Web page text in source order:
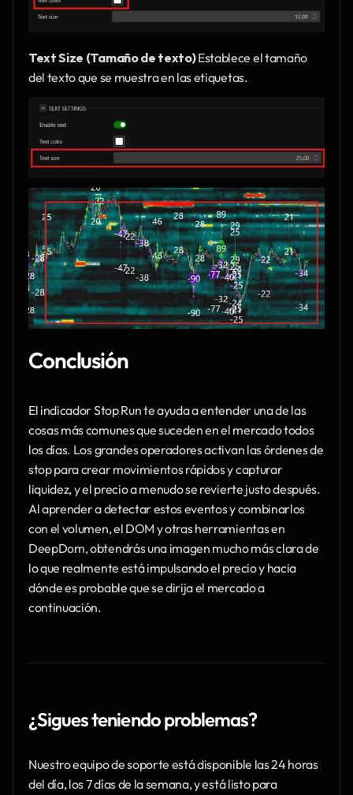
Text Size (Tamaño de texto) Establece el tamaño
del texto que se muestra en las etiquetas.
Conclusión
El indicador Stop Run te ayuda a entender una de las
cosas más comunes que suceden en el mercado todos
los días. Los grandes operadores activan las órdenes de
stop para crear movimientos rápidos y capturar
liquidez, y el precio a menudo se revierte justo después.
Al aprender a detectar estos eventos y combinarlos
con el volumen, el DOM y otras herramientas en
DeepDom, obtendrás una imagen mucho más clara de
lo que realmente está impulsando el precio y hacia
dónde es probable que se dirija el mercado a
continuación.
¿Sigues teniendo problemas?
Nuestro equipo de soporte está disponible las 24 horas
del día, los 7 días de la semana, y está listo para